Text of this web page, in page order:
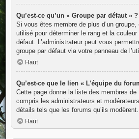
Qu’est-ce qu’un « Groupe par défaut » ?
Si vous êtes membre de plus d’un
utilisé pour déterminer le rang et la
défaut. L’administrateur peut vous
groupe par défaut via votre panneau de
Haut
Qu’est-ce que le lien « L’équipe du
Cette page donne la liste des membres de
compris les administrateurs et
détails tels que les forums qu’ils modèrent.
Haut